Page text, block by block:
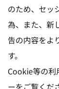
のため、セッ
為、また、新
告の内容をよ
す。
Cookie等の利
ーをご覧くだ